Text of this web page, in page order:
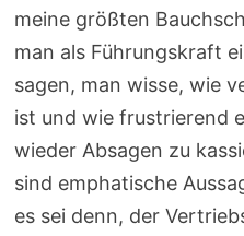
meine größten
man als Führungskraft
sagen, man wisse, wie
ist und wie frustrierend
wieder Absagen zu
sind emphatische
es sei denn, der